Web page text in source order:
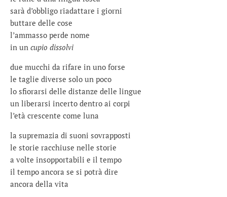
sarà d’obbligo riadattare i giorni
buttare delle cose
l’ammasso perde nome
in un cupio dissolvi
due mucchi da rifare in uno forse
le taglie diverse solo un poco
lo sfiorarsi delle distanze delle lingue
un liberarsi incerto dentro ai corpi
l’età crescente come luna
la supremazia di suoni sovrapposti
le storie racchiuse nelle storie
a volte insopportabili e il tempo
il tempo ancora se si potrà dire
ancora della vita